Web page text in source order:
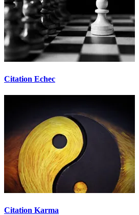
Citation Echec
Citation Karma